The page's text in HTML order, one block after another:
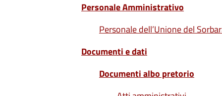
Personale Amministrativo
Personale dell’Unione del
Documenti e dati
Documenti albo pretorio